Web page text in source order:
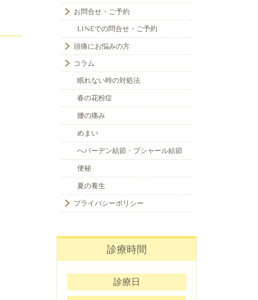
お問合せ・ご予約
LINEでの問合せ・ご予約
頭痛にお悩みの方
コラム
眠れない時の対処法
春の花粉症
腰の痛み
めまい
へバーデン結節・ブシャール結節
便秘
夏の養生
プライバシーポリシー
診療時間
診療日